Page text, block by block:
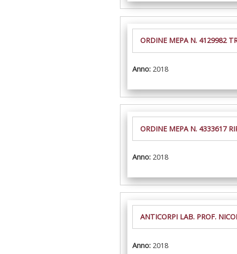
ORDINE MEPA N. 4129982
Anno: 2018
ORDINE MEPA N. 4333617
Anno: 2018
ANTICORPI LAB. PROF.
Anno: 2018